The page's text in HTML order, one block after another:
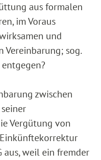
aus formalen
im Voraus
und
sog.
zwischen
Vergütung von
aus, weil ein fremder